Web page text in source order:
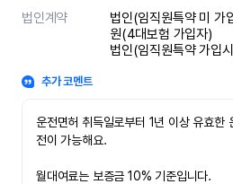
법인계약
법인(임직원특약 미 가
원(4대보험 가입자)
법인(임직원특약 가입
추가 코멘트
운전면허 취득일로부터 1년 이상 유효한
전이 가능해요.
월대여료는 보증금 10% 기준입니다.